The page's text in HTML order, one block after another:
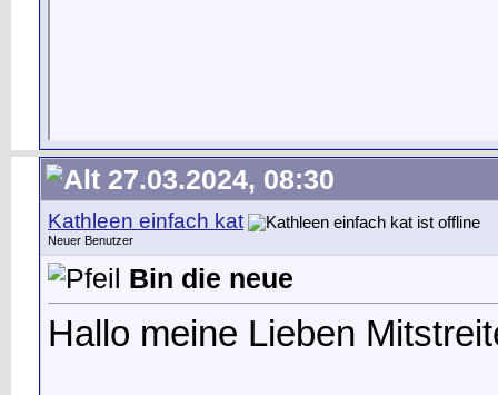
27.03.2024, 08:30
Kathleen einfach kat
Neuer Benutzer
Bin die neue
Hallo meine Lieben